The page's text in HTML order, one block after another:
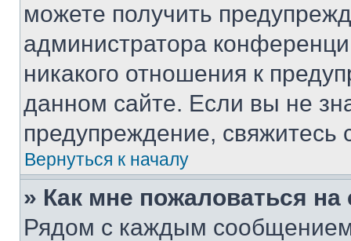
можете получить
администратора
никакого отношения к
данном сайте. Если вы не
предупреждение,
Вернуться к началу
» Как мне пожаловаться
Рядом с каждым сообщением